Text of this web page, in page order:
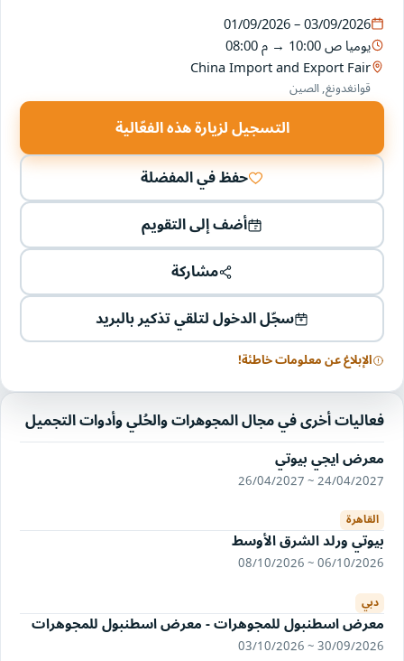
01/09/2026 – 03/09/2026
يوميا10:00 ص →08:00 م
China Import and Export Fair
قوانغدونغ, الصين
التسجيل لزيارة هذه الفعّالية
حفظ في المفضلة
أضف إلى التقويم
مشاركة
سجّل الدخول لتلقي تذكير بالبريد
الإبلاغ عن معلومات خاطئة!
فعاليات أخرى في مجال المجوهرات والحُلي وأدوات التجميل
معرض ايجي بيوتي
24/04/2027 ~ 26/04/2027
القاهرة
بيوتي ورلد الشرق الأوسط
06/10/2026 ~ 08/10/2026
دبي
معرض اسطنبول للمجوهرات - معرض اسطنبول للمجوهرات
30/09/2026 ~ 03/10/2026